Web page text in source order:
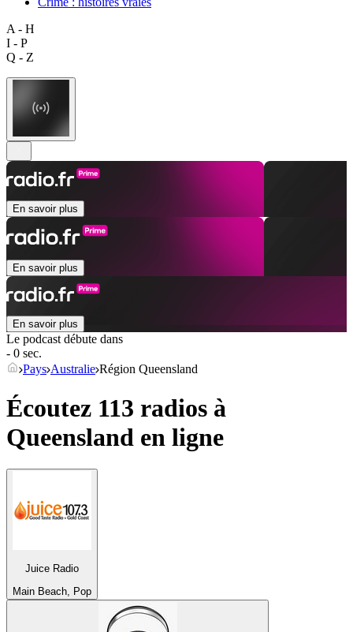
A - H
I - P
Q - Z
En savoir plus
En savoir plus
En savoir plus
Le podcast débute dans
- 0 sec.
Pays Australie Région Queensland
Écoutez 113 radios à
Queensland en ligne
Juice Radio
Main Beach, Pop